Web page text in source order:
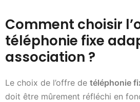
Comment choisir
téléphonie fixe
association ?
Le choix de l’offre de téléphonie
doit être mûrement réfléchi en